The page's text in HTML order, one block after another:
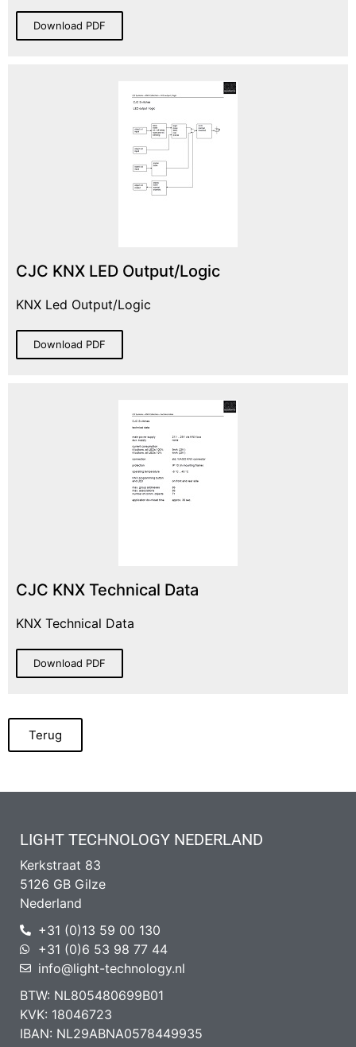
Download PDF
CJC KNX LED Output/Logic
KNX Led Output/Logic
Download PDF
CJC KNX Technical Data
KNX Technical Data
Download PDF
Terug
LIGHT TECHNOLOGY NEDERLAND
Kerkstraat 83
5126 GB Gilze
Nederland
+31 (0)13 59 00 130
+31 (0)6 53 98 77 44
info@light-technology.nl
BTW: NL805480699B01
KVK: 18046723
IBAN: NL29ABNA0578449935